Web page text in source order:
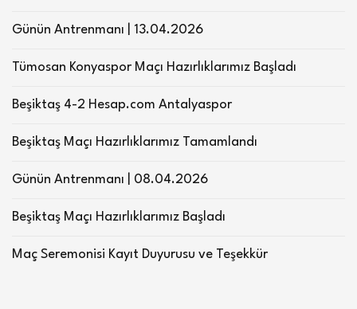
Günün Antrenmanı | 13.04.2026
Tümosan Konyaspor Maçı Hazırlıklarımız Başladı
Beşiktaş 4-2 Hesap.com Antalyaspor
Beşiktaş Maçı Hazırlıklarımız Tamamlandı
Günün Antrenmanı | 08.04.2026
Beşiktaş Maçı Hazırlıklarımız Başladı
Maç Seremonisi Kayıt Duyurusu ve Teşekkür